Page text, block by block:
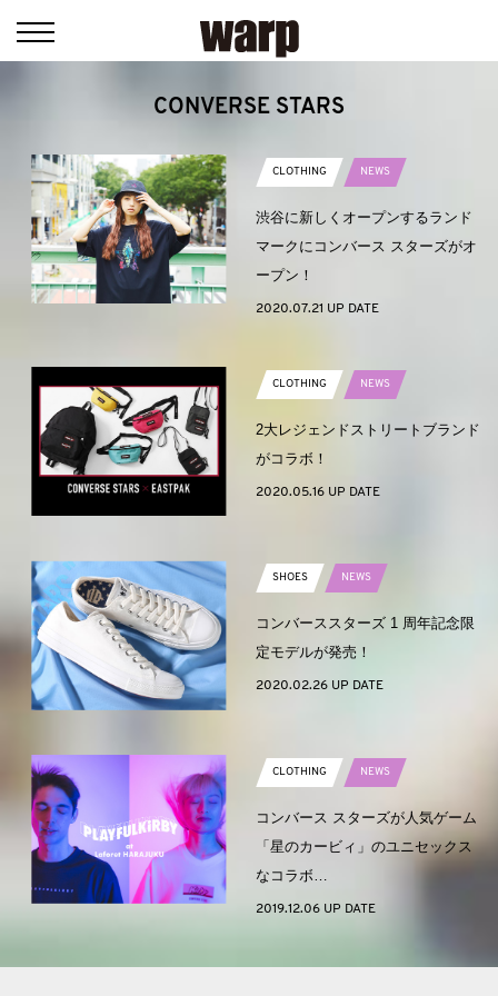
CONVERSE STARS
CLOTHING NEWS
渋谷に新しくオープンするランド
マークにコンバース スターズがオ
ープン！
2020.07.21 UP DATE
CLOTHING NEWS
2大レジェンドストリートブランド
がコラボ！
2020.05.16 UP DATE
SHOES NEWS
コンバーススターズ 1 周年記念限
定モデルが発売！
2020.02.26 UP DATE
CLOTHING NEWS
コンバース スターズが人気ゲーム
「星のカービィ」のユニセックス
なコラボ…
2019.12.06 UP DATE